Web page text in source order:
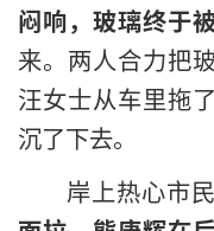
闷响，玻璃终于被
来。两人合力把
汪女士从车里拖
沉了下去。
岸上热心市